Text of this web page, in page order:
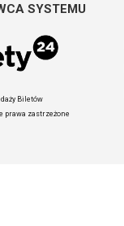
SYSTEMU
Biletów
prawa zastrzeżone